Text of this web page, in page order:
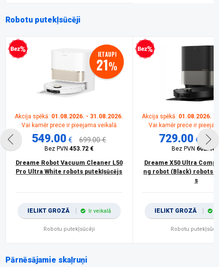
Robotu putekļsūcēji
kredīts IETAUPI
21%
Akcija spēkā: 01.08.2026. - 31.08.2026.
Vai kamēr prece ir pieejama veikalā
549.00 € 699.00 €
Bez PVN453.72 €
Dreame Robot Vacuum Cleaner L50
Pro Ultra White robots putekļsūcējs
IELIKT GROZĀ Ir veikalā
Robotu putekļsūcēji
Bezprocentu kredīts
Akcija spēkā: 01.08.2026. -
Vai kamēr prece ir
729.00 €
Bez PVN 602.48
Dreame X50 Ultra
ng robot (Black) robots
s
IELIKT GROZĀ
Robotu
Pārnēsājamie skaļruņi